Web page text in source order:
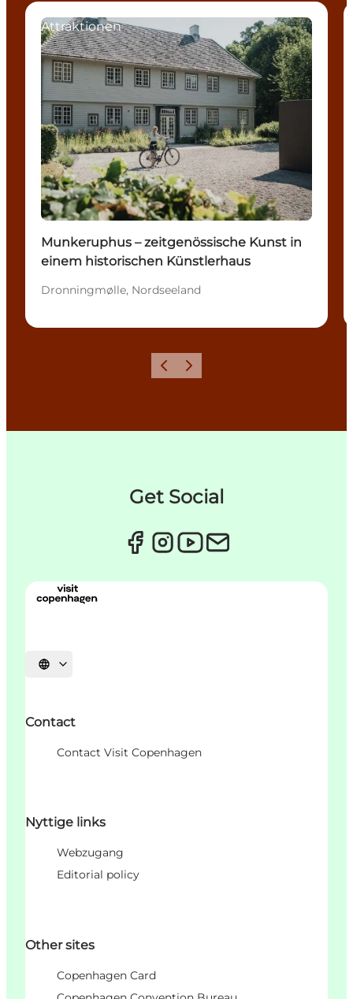
Attraktionen
Munkeruphus – zeitgenössische Kunst in
einem historischen Künstlerhaus
Dronningmølle, Nordseeland
ZurückWeiter
Get Social
Sprache auswählen
Contact
Contact Visit Copenhagen
Nyttige links
Webzugang
Editorial policy
Other sites
Copenhagen Card